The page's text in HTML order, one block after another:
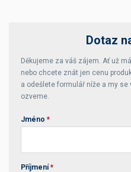
Dotaz
Děkujeme za váš zájem. Ať už
nebo chcete znát jen cenu
a odešlete formulář níže a my
ozveme.
Jméno *
Příjmení *